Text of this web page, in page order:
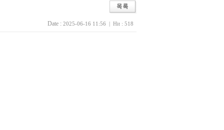
Date : 2025-06-16 11:56 | Hit : 518